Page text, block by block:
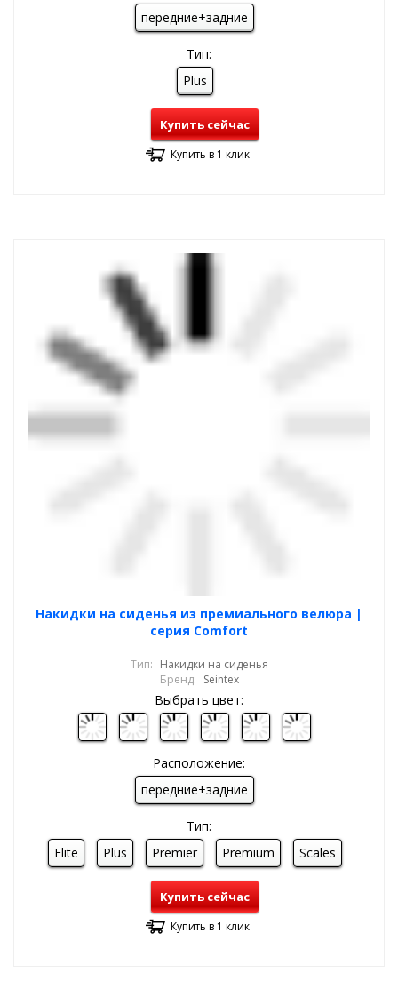
передние+задние
Тип:
Plus
Купить сейчас
Купить в 1 клик
Накидки на сиденья из премиального велюра |
серия Comfort
Тип: Накидки на сиденья
Бренд: Seintex
Выбрать цвет:
Расположение:
передние+задние
Тип:
Elite
Plus Premier Premium Scales
Купить сейчас
Купить в 1 клик